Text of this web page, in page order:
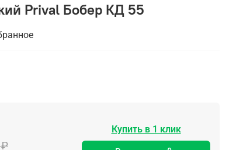
Prival Бобер КД 55
₽
Купить в 1 клик